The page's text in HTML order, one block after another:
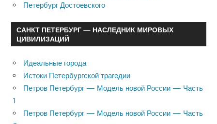
Петербург Достоевского
САНКТ ПЕТЕРБУРГ — НАСЛЕДНИК МИРОВЫХ
ЦИВИЛИЗАЦИЙ
Идеальные города
Истоки Петербургской трагедии
Петров Петербург — Модель новой России — Часть
1
Петров Петербург — Модель новой России — Часть